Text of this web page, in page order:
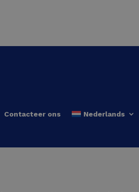
Contacteer ons Nederlands